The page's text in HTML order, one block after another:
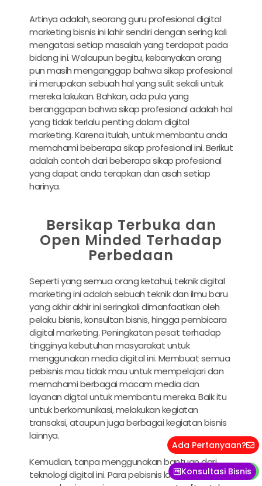
Artinya adalah, seorang guru profesional digital
marketing bisnis ini lahir sendiri dengan sering kali
mengatasi setiap masalah yang terdapat pada
bidang ini. Walaupun begitu, kebanyakan orang
pun masih menganggap bahwa sikap profesional
ini merupakan sebuah hal yang sulit sekali untuk
mereka lakukan. Bahkan, ada pula yang
beranggapan bahwa sikap profesional adalah hal
yang tidak terlalu penting dalam digital
marketing. Karena itulah, untuk membantu anda
memahami beberapa sikap profesional ini. Berikut
adalah contoh dari beberapa sikap profesional
yang dapat anda terapkan dan asah setiap
harinya.
Bersikap Terbuka dan
Open Minded Terhadap
Perbedaan
Seperti yang semua orang ketahui, teknik digital
marketing ini adalah sebuah teknik dan ilmu baru
yang akhir akhir ini seringkali dimanfaatkan oleh
pelaku bisnis, konsultan bisnis, hingga pembicara
digital marketing. Peningkatan pesat terhadap
tingginya kebutuhan masyarakat untuk
menggunakan media digital ini. Membuat semua
pebisnis mau tidak mau untuk mempelajari dan
memahami berbagai macam media dan
layanan digtal untuk membantu mereka. Baik itu
untuk berkomunikasi, melakukan kegiatan
transaksi, ataupun juga berbagai kegiatan bisnis
lainnya.
Kemudian, tanpa menggunakan bantuan dari
teknologi digital ini. Para pebisnis lain pun akan
Ada Pertanyaan?
Hubungi Kami
Konsultasi Bisnis